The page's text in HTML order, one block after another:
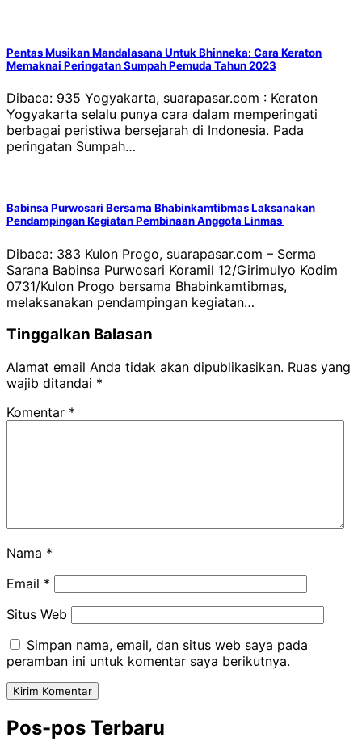
Pentas Musikan Mandalasana Untuk Bhinneka: Cara Keraton
Memaknai Peringatan Sumpah Pemuda Tahun 2023
Dibaca: 935 Yogyakarta, suarapasar.com : Keraton
Yogyakarta selalu punya cara dalam memperingati
berbagai peristiwa bersejarah di Indonesia. Pada
peringatan Sumpah…
Babinsa Purwosari Bersama Bhabinkamtibmas Laksanakan
Pendampingan Kegiatan Pembinaan Anggota Linmas
Dibaca: 383 Kulon Progo, suarapasar.com – Serma
Sarana Babinsa Purwosari Koramil 12/Girimulyo Kodim
0731/Kulon Progo bersama Bhabinkamtibmas,
melaksanakan pendampingan kegiatan…
Tinggalkan Balasan
Alamat email Anda tidak akan dipublikasikan. Ruas yang
wajib ditandai *
Komentar *
Nama *
Email *
Situs Web
Simpan nama, email, dan situs web saya pada
peramban ini untuk komentar saya berikutnya.
Pos-pos Terbaru